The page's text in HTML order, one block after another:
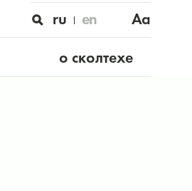
ru en
Aa
о сколтехе